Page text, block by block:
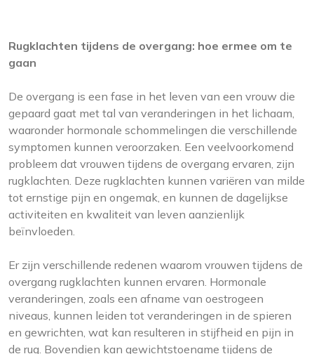
Rugklachten tijdens de overgang: hoe ermee om te
gaan
De overgang is een fase in het leven van een vrouw die
gepaard gaat met tal van veranderingen in het lichaam,
waaronder hormonale schommelingen die verschillende
symptomen kunnen veroorzaken. Een veelvoorkomend
probleem dat vrouwen tijdens de overgang ervaren, zijn
rugklachten. Deze rugklachten kunnen variëren van milde
tot ernstige pijn en ongemak, en kunnen de dagelijkse
activiteiten en kwaliteit van leven aanzienlijk
beïnvloeden.
Er zijn verschillende redenen waarom vrouwen tijdens de
overgang rugklachten kunnen ervaren. Hormonale
veranderingen, zoals een afname van oestrogeen
niveaus, kunnen leiden tot veranderingen in de spieren
en gewrichten, wat kan resulteren in stijfheid en pijn in
de rug. Bovendien kan gewichtstoename tijdens de